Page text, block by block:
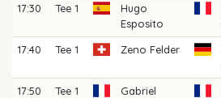
17:30 Tee 1
Hugo
Esposito
17:40
Tee 1 Zeno Felder
17:50
Tee 1
Gabriel